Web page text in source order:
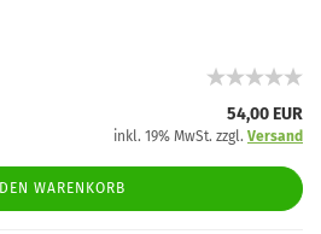
54,00 EUR
inkl. 19% MwSt. zzgl. Versand
WARENKORB